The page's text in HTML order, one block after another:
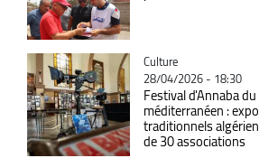
Catégorie
Culture
28/04/2026 - 18:30
Festival d'Annaba
méditerranéen :
traditionnels
de 30 associations